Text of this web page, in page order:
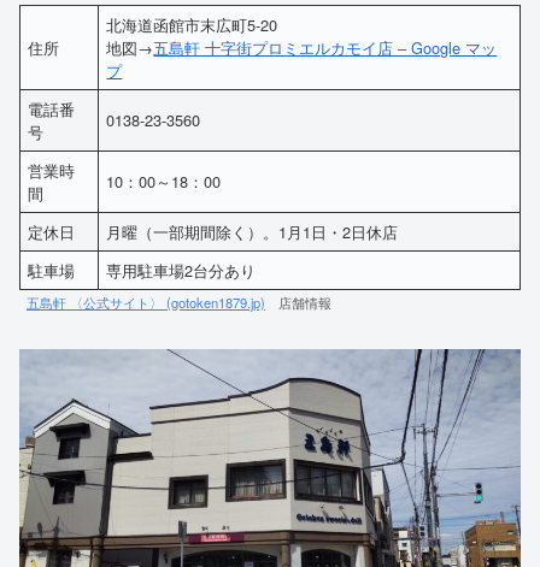
住所
北海道函館市末広町5-20
地図→五島軒 十字街プロミエルカモイ店 – Google マッ
プ
電話番
号
0138-23-3560
営業時
間
10：00～18：00
定休日
月曜（一部期間除く）。1月1日・2日休店
駐車場
専用駐車場2台分あり
五島軒 〈公式サイト〉 (gotoken1879.jp) 店舗情報